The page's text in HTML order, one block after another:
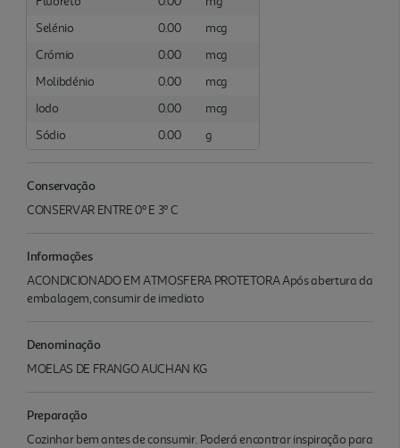
Selénio
0.00
mcg
Crómio
0.00
mcg
Molibdénio
0.00
mcg
Iodo
0.00
mcg
Sódio
0.00 g
Conservação
CONSERVAR ENTRE 0º E 3º C
Informações
ACONDICIONADO EM ATMOSFERA PROTETORA Após abertura da
embalagem, consumir de imediato
Denominação
MOELAS DE FRANGO AUCHAN KG
Preparação
Cozinhar bem antes de consumir. Poderá encontrar inspiração para